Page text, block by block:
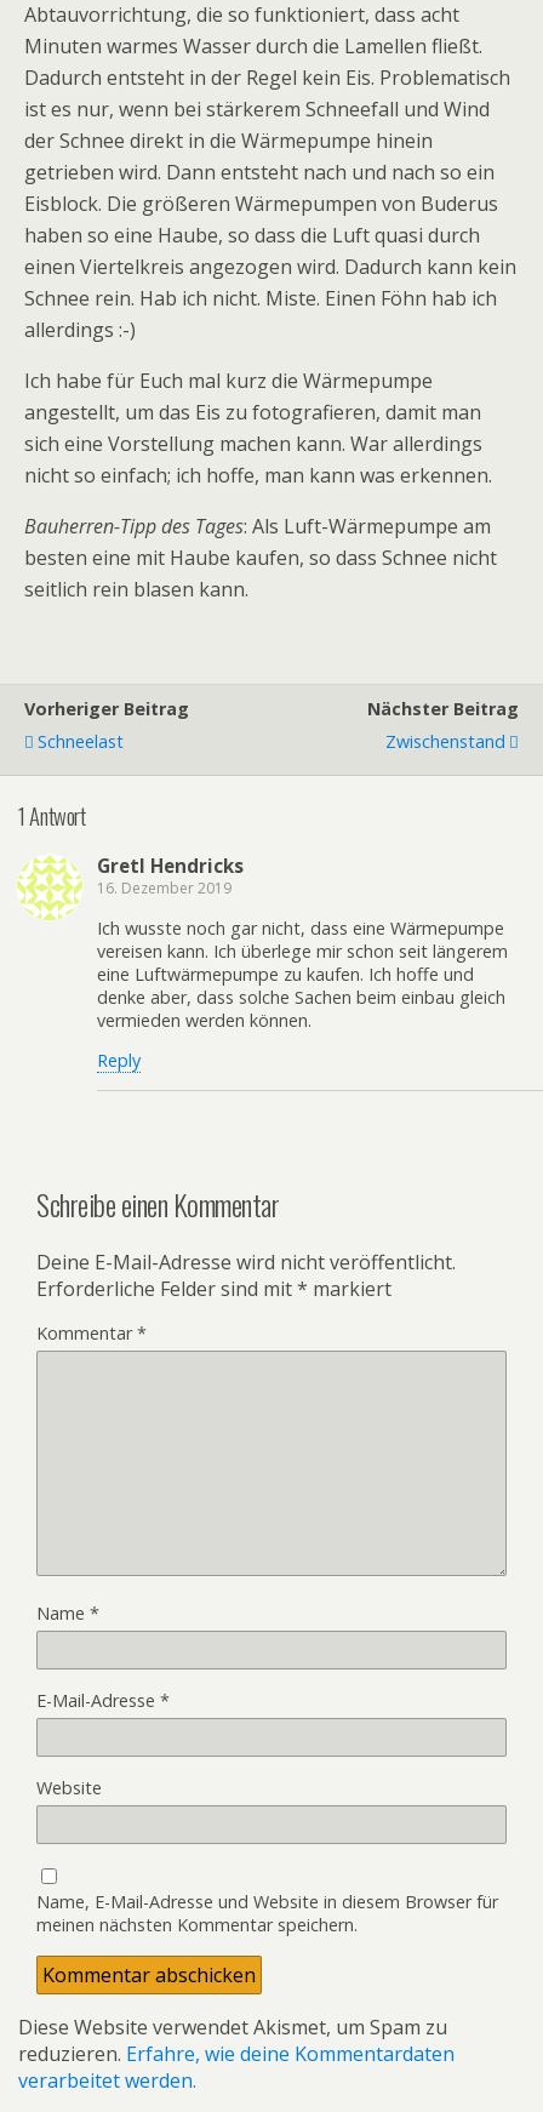
Abtauvorrichtung, die so funktioniert, dass acht
Minuten warmes Wasser durch die Lamellen fließt.
Dadurch entsteht in der Regel kein Eis. Problematisch
ist es nur, wenn bei stärkerem Schneefall und Wind
der Schnee direkt in die Wärmepumpe hinein
getrieben wird. Dann entsteht nach und nach so ein
Eisblock. Die größeren Wärmepumpen von Buderus
haben so eine Haube, so dass die Luft quasi durch
einen Viertelkreis angezogen wird. Dadurch kann kein
Schnee rein. Hab ich nicht. Miste. Einen Föhn hab ich
allerdings :-)
Ich habe für Euch mal kurz die Wärmepumpe
angestellt, um das Eis zu fotografieren, damit man
sich eine Vorstellung machen kann. War allerdings
nicht so einfach; ich hoffe, man kann was erkennen.
Bauherren-Tipp des Tages: Als Luft-Wärmepumpe am
besten eine mit Haube kaufen, so dass Schnee nicht
seitlich rein blasen kann.
Vorheriger Beitrag
Schneelast
Nächster Beitrag
Zwischenstand
1 Antwort
Gretl Hendricks
16. Dezember 2019
Ich wusste noch gar nicht, dass eine Wärmepumpe
vereisen kann. Ich überlege mir schon seit längerem
eine Luftwärmepumpe zu kaufen. Ich hoffe und
denke aber, dass solche Sachen beim einbau gleich
vermieden werden können.
Reply
Schreibe einen Kommentar
Deine E-Mail-Adresse wird nicht veröffentlicht.
Erforderliche Felder sind mit* markiert
Kommentar*
Name *
E-Mail-Adresse *
Website
Name, E-Mail-Adresse und Website in diesem Browser für
meinen nächsten Kommentar speichern.
Diese Website verwendet Akismet, um Spam zu
reduzieren. Erfahre, wie deine Kommentardaten
verarbeitet werden.